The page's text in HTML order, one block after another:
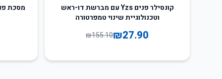
82
קונסילר פנים Yzs עם מברשת דו-ראש
וטכנולוגיית שינוי טמפרטורה
₪27.90
₪155.10
66
מסכת